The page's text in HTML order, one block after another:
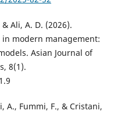
Ali, A. D. (2026).
modern management:
Asian Journal of
8(1).
A., Fummi, F., & Cristani,